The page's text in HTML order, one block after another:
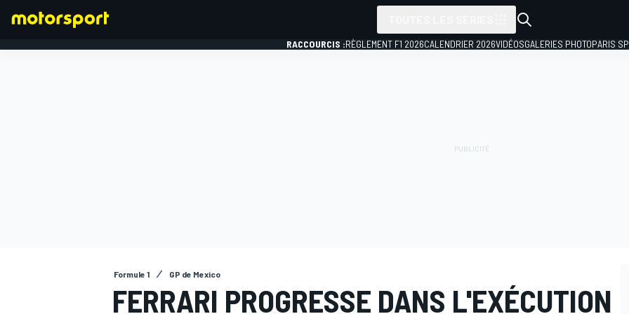
RACCOURCIS :RÈGLEMENT F1 2026CALENDRIER 2026VIDÉOSGALERIES PHOTOPARIS
Formule 1 GP de Mexico
FERRARI PROGRESSE DANS L'EXÉCUTION